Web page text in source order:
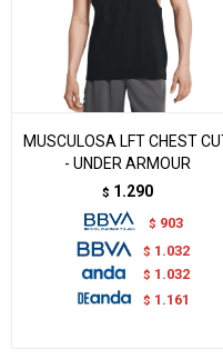
MUSCULOSA LFT CHEST
- UNDER ARMOUR
$ 1.290
$ 903
$ 1.032
$ 1.032
$ 1.161